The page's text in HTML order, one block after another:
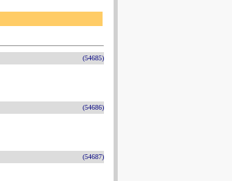
(54685)
(54686)
(54687)